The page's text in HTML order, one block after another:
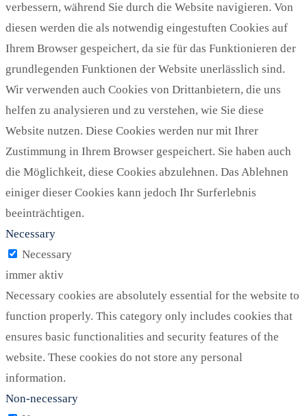
verbessern, während Sie durch die Website navigieren. Von
diesen werden die als notwendig eingestuften Cookies auf
Ihrem Browser gespeichert, da sie für das Funktionieren der
grundlegenden Funktionen der Website unerlässlich sind.
Wir verwenden auch Cookies von Drittanbietern, die uns
helfen zu analysieren und zu verstehen, wie Sie diese
Website nutzen. Diese Cookies werden nur mit Ihrer
Zustimmung in Ihrem Browser gespeichert. Sie haben auch
die Möglichkeit, diese Cookies abzulehnen. Das Ablehnen
einiger dieser Cookies kann jedoch Ihr Surferlebnis
beeinträchtigen.
Necessary
Necessary
immer aktiv
Necessary cookies are absolutely essential for the website to
function properly. This category only includes cookies that
ensures basic functionalities and security features of the
website. These cookies do not store any personal
information.
Non-necessary